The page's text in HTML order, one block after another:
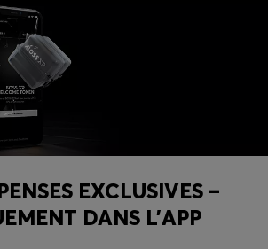
EXCLUSIVES –
DANS L’APP